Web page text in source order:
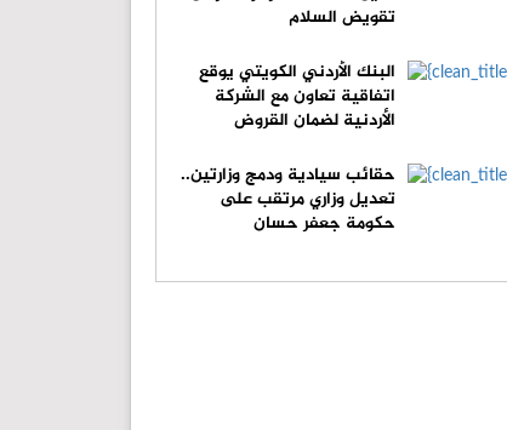
تقويض السلام
البنك الأردني الكويتي يوقع
اتفاقية تعاون مع الشركة
الأردنية لضمان القروض
حقائب سيادية ودمج وزارتين..
تعديل وزاري مرتقب على
حكومة جعفر حسان